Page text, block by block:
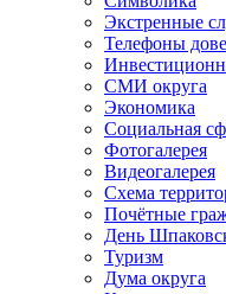
Экстренные
Телефоны
СМИ округа
Экономика
Социальная
Фотогалерея
Видеогалерея
Схема
Почётные
День
Туризм
Дума округа